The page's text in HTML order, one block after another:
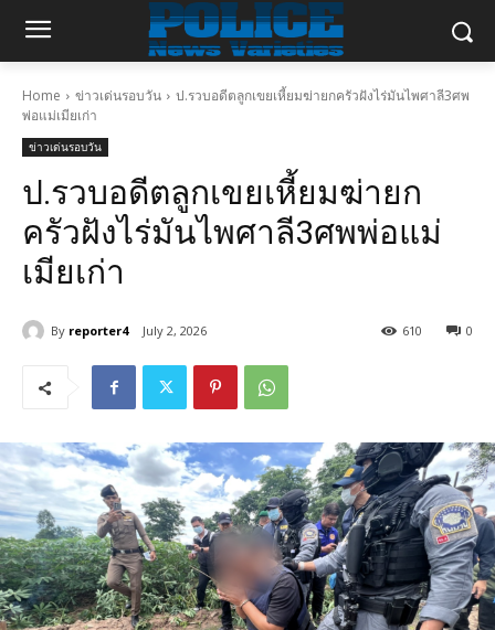
Home ข่าวเด่นรอบวัน
ป.รวบอดีตลูกเขยเหี้ยมฆ่ายกครัวฝังไร่มันไพศาลี3ศพ
พ่อแม่เมียเก่า
ข่าวเด่นรอบวัน
ป.รวบอดีตลูกเขยเหี้ยมฆ่ายก
ครัวฝังไร่มันไพศาลี3ศพพ่อแม่
เมียเก่า
By reporter4 July 2, 2026 0
610